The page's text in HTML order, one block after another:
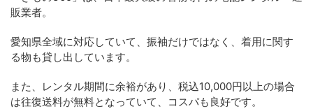
販業者。
愛知県全域に対応していて、振袖だけではなく、着用に関す
る物も貸し出しています。
また、レンタル期間に余裕があり、税込10,000円以上の場合
は往復送料が無料となっていて、コスパも良好です。